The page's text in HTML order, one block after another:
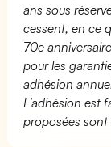
ans sous
cessent, en ce
70e
pour les
adhésion
L’adhésion est
proposées sont